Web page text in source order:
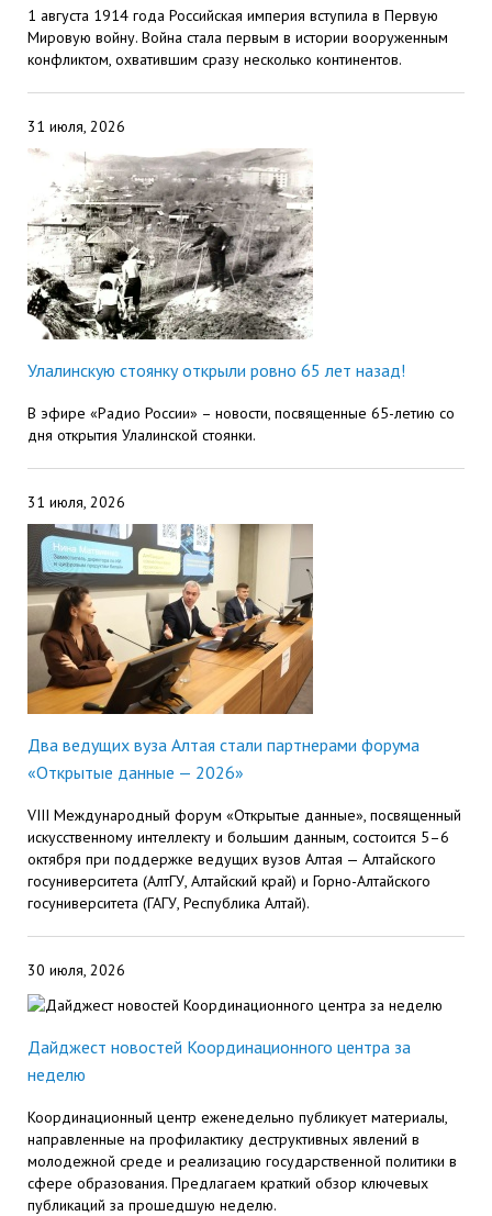
1 августа 1914 года Российская империя вступила в Первую
Мировую войну. Война стала первым в истории вооруженным
конфликтом, охватившим сразу несколько континентов.
31 июля, 2026
Улалинскую стоянку открыли ровно 65 лет назад!
В эфире «Радио России» – новости, посвященные 65-летию со
дня открытия Улалинской стоянки.
31 июля, 2026
Два ведущих вуза Алтая стали партнерами форума
«Открытые данные — 2026»
VIII Международный форум «Открытые данные», посвященный
искусственному интеллекту и большим данным, состоится 5–6
октября при поддержке ведущих вузов Алтая — Алтайского
госуниверситета (АлтГУ, Алтайский край) и Горно-Алтайского
госуниверситета (ГАГУ, Республика Алтай).
30 июля, 2026
Дайджест новостей Координационного центра за
неделю
Координационный центр еженедельно публикует материалы,
направленные на профилактику деструктивных явлений в
молодежной среде и реализацию государственной политики в
сфере образования. Предлагаем краткий обзор ключевых
публикаций за прошедшую неделю.